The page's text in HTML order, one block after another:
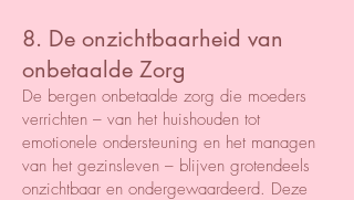
8. De onzichtbaarheid van
onbetaalde Zorg
De bergen onbetaalde zorg die moeders
verrichten – van het huishouden tot
emotionele ondersteuning en het managen
van het gezinsleven – blijven grotendeels
onzichtbaar en ondergewaardeerd. Deze